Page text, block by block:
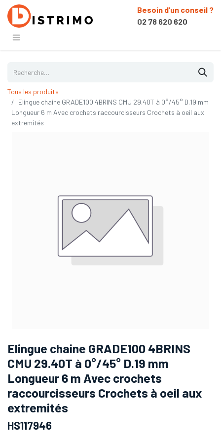
Besoin d’un conseil ?
02 78 620 620
Tous les produits
Elingue chaine GRADE100 4BRINS CMU 29.40T à 0°/45° D.19 mm
Longueur 6 m Avec crochets raccourcisseurs Crochets à oeil aux
extremités
Elingue chaine GRADE100 4BRINS
CMU 29.40T à 0°/45° D.19 mm
Longueur 6 m Avec crochets
raccourcisseurs Crochets à oeil aux
extremités
HS117946